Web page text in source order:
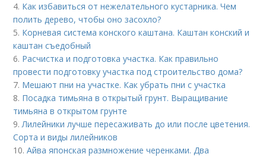
4. Как избавиться от нежелательного кустарника. Чем
полить дерево, чтобы оно засохло?
5. Корневая система конского каштана. Каштан конский и
каштан съедобный
6. Расчистка и подготовка участка. Как правильно
провести подготовку участка под строительство дома?
7. Мешают пни на участке. Как убрать пни с участка
8. Посадка тимьяна в открытый грунт. Выращивание
тимьяна в открытом грунте
9.Лилейники лучше пересаживать до или после цветения.
Сорта и виды лилейников
10.Айва японская размножение черенками. Два